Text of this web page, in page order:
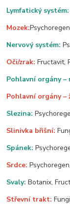
Lymfatický
Mozek:
Nervový systém:
Oči/zrak: Fructavit,
Pohlavní orgány –
Pohlavní orgány –
Slezina:
Slinivka břišní:
Spánek:
Srdce:
Svaly:Botanix,
Střevní trakt: